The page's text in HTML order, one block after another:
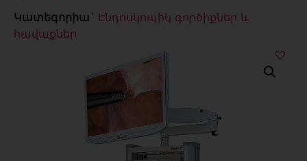
Կատեգորիա` Էնդոսկոպիկ գործիքներ և
հավաքներ